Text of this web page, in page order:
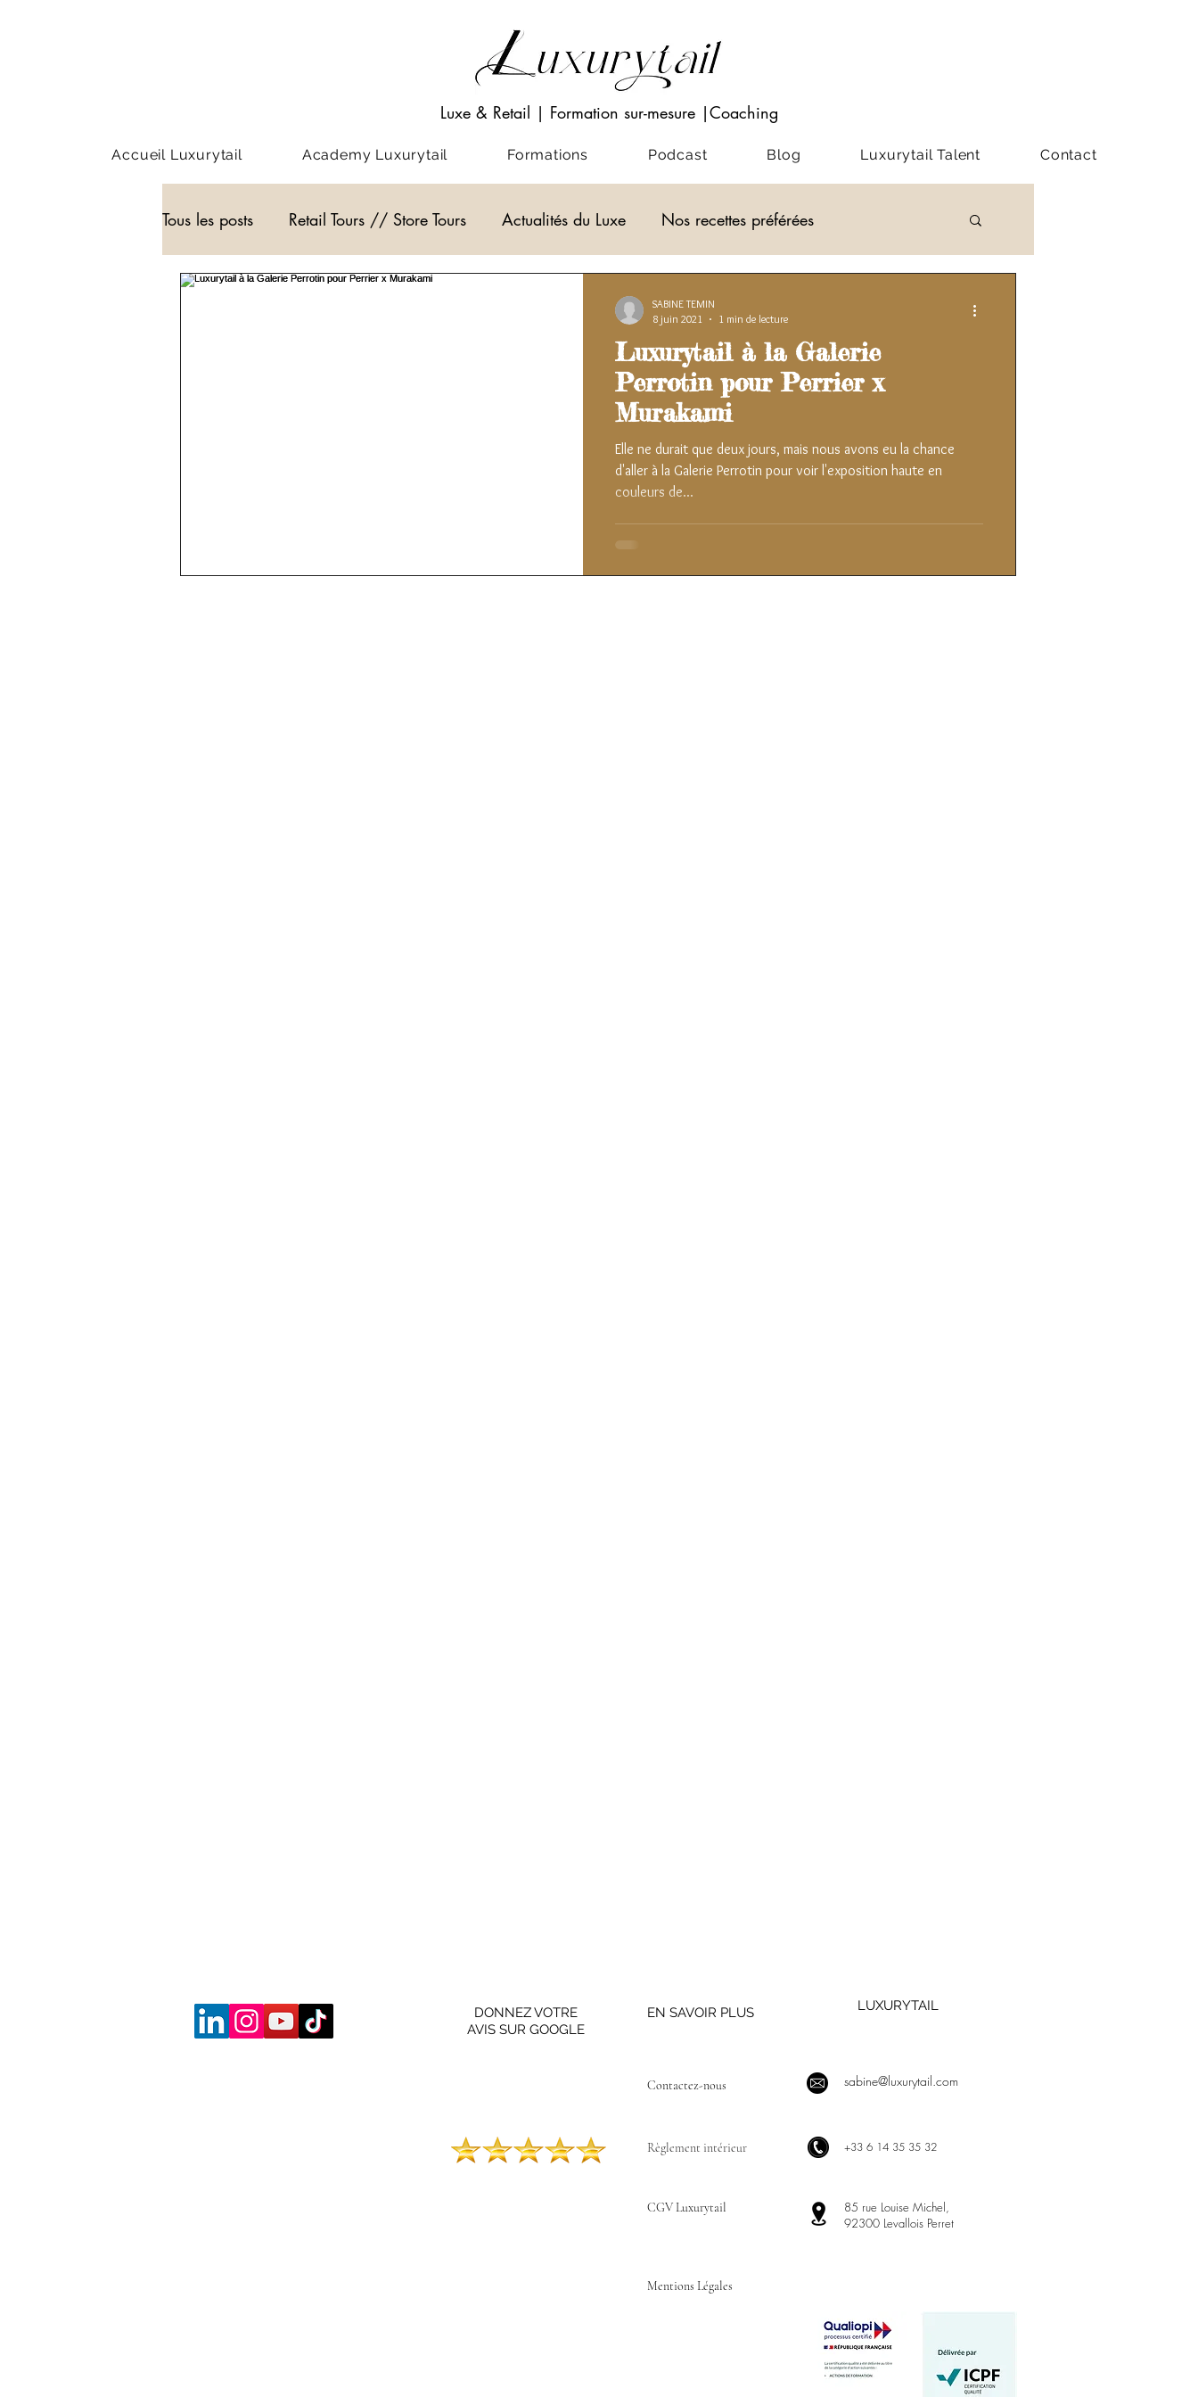
Luxe & Retail | Formation sur-mesure |Coaching
Accueil Luxurytail Academy Luxurytail Formations Podcast Blog Luxurytail Talent Contact
Tous les posts Retail Tours // Store Tours Actualités du Luxe Nos recettes préférées
Webinar - classe virtuelle Musées - Expositions
actualité du luxeLuxurytail à la Galerie
Perrotin pour Perrier x
Murakami
Elle ne durait que deux jours, mais nous avons eu la chance
d'aller à la Galerie Perrotin pour voir l'exposition haute en
couleurs de...
SABINE TEMIN
8 juin 2021
1 min de lecture
DONNEZ VOTRE
AVIS SUR GOOGLE
EN SAVOIR PLUS LUXURYTAIL
Contactez-nous ​ sabine@luxurytail.com
Règlement intérieur +33 6 14 35 35 32
CGV Luxurytail
85 rue Louise Michel,
92300 Levallois Perret
Mentions Légales